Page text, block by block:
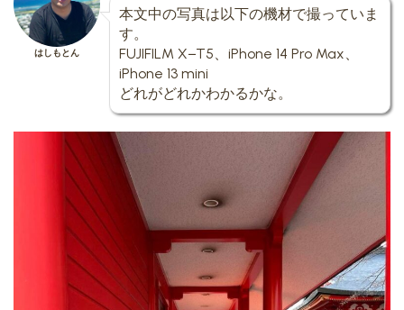
はしもとん
本文中の写真は以下の機材で撮っていま
す。
FUJIFILM X−T5、iPhone 14 Pro Max、
iPhone 13 mini
どれがどれかわかるかな。